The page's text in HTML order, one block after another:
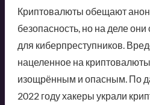
Криптовалюты обещают
безопасность, но на деле
для киберпреступников.
нацеленное на
изощрённым и опасным. По
2022 году хакеры украли